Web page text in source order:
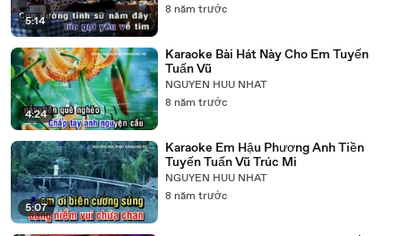
5:14
8 năm trước
4:24
Karaoke Bài Hát Này Cho Em Tuyến
Tuấn Vũ
NGUYEN HUU NHAT
8 năm trước
5:07
Karaoke Em Hậu Phương Anh Tiền
Tuyến Tuấn Vũ Trúc Mi
NGUYEN HUU NHAT
8 năm trước